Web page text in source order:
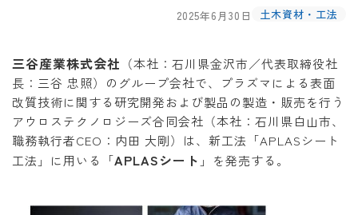
2025年6月30日 土木資材・工法
三谷産業株式会社 （本社：石川県金沢市／代表取締役社
長：三谷 忠照）のグループ会社で、プラズマによる表面
改質技術に関する研究開発および製品の製造・販売を行う
アウロステクノロジーズ合同会社（本社：石川県白山市、
職務執行者CEO：内田 大剛）は、新工法「APLASシート
工法」に用いる「APLASシート 」を発売する。